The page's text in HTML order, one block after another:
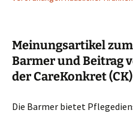
Meinungsartikel
Barmer und Beitrag
der CareKonkret
Die Barmer bietet